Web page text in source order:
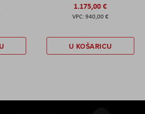
1.175,00 €
940,00 €
U KOŠARICU